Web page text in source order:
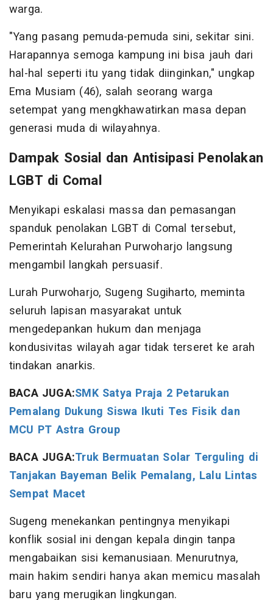
warga.
"Yang pasang pemuda-pemuda sini, sekitar sini.
Harapannya semoga kampung ini bisa jauh dari
hal-hal seperti itu yang tidak diinginkan," ungkap
Ema Musiam (46), salah seorang warga
setempat yang mengkhawatirkan masa depan
generasi muda di wilayahnya.
Dampak Sosial dan Antisipasi Penolakan
LGBT di Comal
Menyikapi eskalasi massa dan pemasangan
spanduk penolakan LGBT di Comal tersebut,
Pemerintah Kelurahan Purwoharjo langsung
mengambil langkah persuasif.
Lurah Purwoharjo, Sugeng Sugiharto, meminta
seluruh lapisan masyarakat untuk
mengedepankan hukum dan menjaga
kondusivitas wilayah agar tidak terseret ke arah
tindakan anarkis.
BACA JUGA:SMK Satya Praja 2 Petarukan
Pemalang Dukung Siswa Ikuti Tes Fisik dan
MCU PT Astra Group
BACA JUGA:Truk Bermuatan Solar Terguling di
Tanjakan Bayeman Belik Pemalang, Lalu Lintas
Sempat Macet
Sugeng menekankan pentingnya menyikapi
konflik sosial ini dengan kepala dingin tanpa
mengabaikan sisi kemanusiaan. Menurutnya,
main hakim sendiri hanya akan memicu masalah
baru yang merugikan lingkungan.